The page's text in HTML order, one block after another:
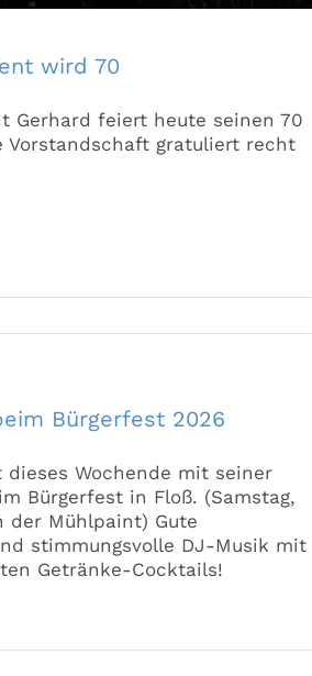
wird 70
Gerhard feiert heute seinen 70
Vorstandschaft gratuliert recht
Bürgerfest 2026
dieses Wochende mit seiner
Bürgerfest in Floß. (Samstag,
der Mühlpaint) Gute
stimmungsvolle DJ-Musik mit
Getränke-Cocktails!